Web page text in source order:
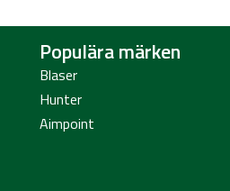
Populära märken
Blaser
Hunter
Aimpoint